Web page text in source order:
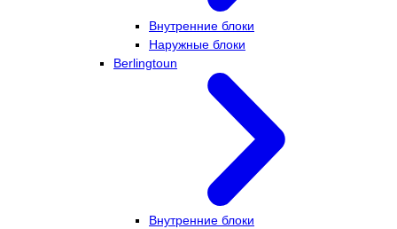
Внутренние блоки
Наружные блоки
Berlingtoun
Внутренние блоки